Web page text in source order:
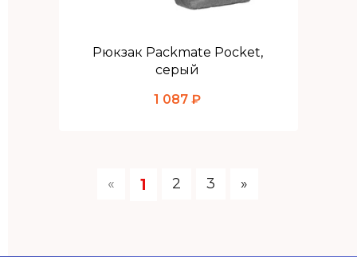
Рюкзак Packmate Pocket,
серый
1 087 ₽
« 1 2 3 »